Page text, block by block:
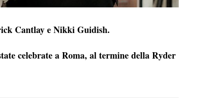
Cantlay e Nikki Guidish.
celebrate a Roma, al termine della Ryder